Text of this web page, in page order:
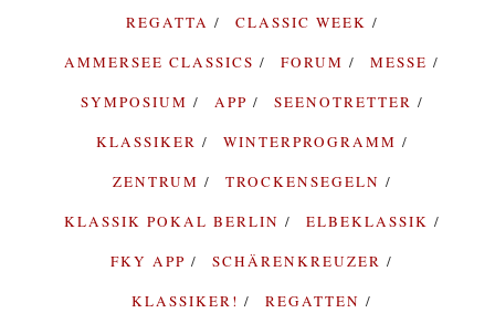
REGATTA
CLASSIC WEEK
AMMERSEE CLASSICS
FORUM
MESSE
SYMPOSIUM
APP
SEENOTRETTER
KLASSIKER
WINTERPROGRAMM
ZENTRUM
TROCKENSEGELN
KLASSIK POKAL BERLIN
ELBEKLASSIK
FKY APP
SCHÄRENKREUZER
KLASSIKER!
REGATTEN